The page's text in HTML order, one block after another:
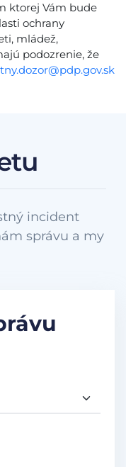
ktorej Vám bude
ochrany
mládež,
podozrenie, že
incident
správu a my